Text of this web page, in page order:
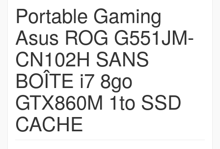
Portable Gaming
Asus ROG G551JM-
CN102H SANS
BOÎTE i7 8go
GTX860M 1to SSD
CACHE